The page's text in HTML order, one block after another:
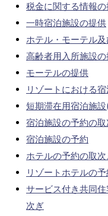
税金に関する情報
一時宿泊施設の提供
ホテル・モーテル
高齢者用入所施設
モーテルの提供
リゾートにおける
短期滞在用宿泊施
宿泊施設の予約の
宿泊施設の予約
ホテルの予約の取
リゾートホテルの
サービス付き共同
次ぎ